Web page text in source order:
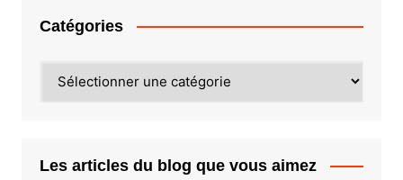
Catégories
Les articles du blog que vous aimez